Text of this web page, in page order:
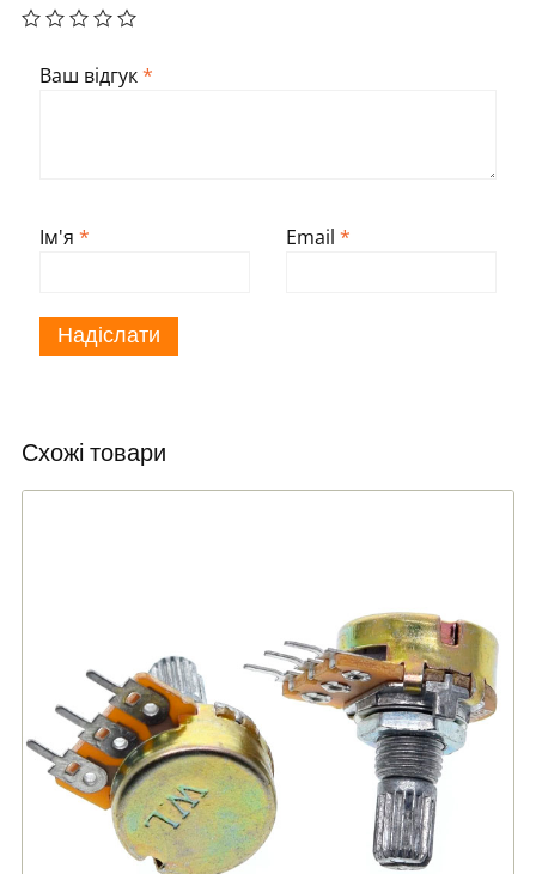
Ваш відгук*
Ім'я * Email *
Схожі товари